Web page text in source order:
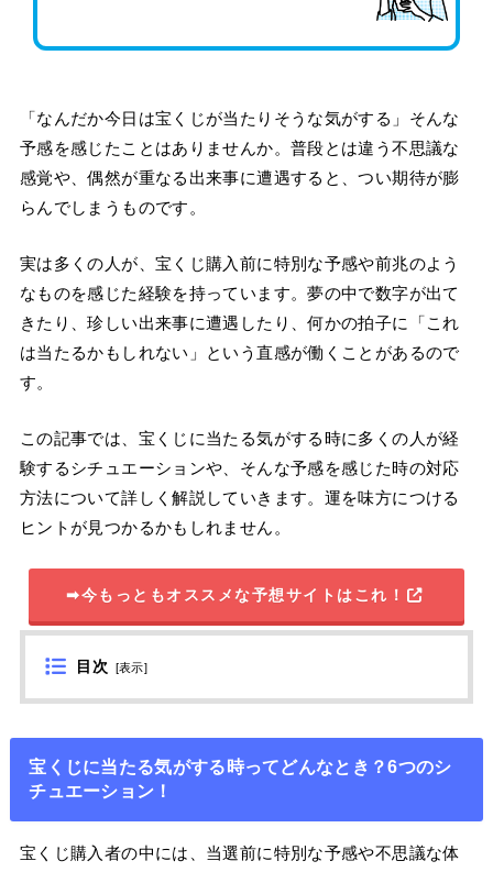
「なんだか今日は宝くじが当たりそうな気がする」そんな
予感を感じたことはありませんか。普段とは違う不思議な
感覚や、偶然が重なる出来事に遭遇すると、つい期待が膨
らんでしまうものです。
実は多くの人が、宝くじ購入前に特別な予感や前兆のよう
なものを感じた経験を持っています。夢の中で数字が出て
きたり、珍しい出来事に遭遇したり、何かの拍子に「これ
は当たるかもしれない」という直感が働くことがあるので
す。
この記事では、宝くじに当たる気がする時に多くの人が経
験するシチュエーションや、そんな予感を感じた時の対応
方法について詳しく解説していきます。運を味方につける
ヒントが見つかるかもしれません。
➡今もっともオススメな予想サイトはこれ！
目次 [表示]
宝くじに当たる気がする時ってどんなとき？6つのシ
チュエーション！
宝くじ購入者の中には、当選前に特別な予感や不思議な体